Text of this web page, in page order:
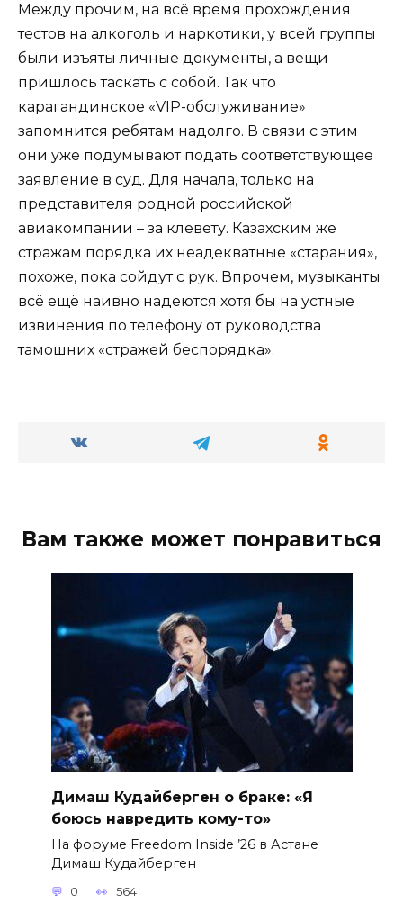
Между прочим, на всё время прохождения
тестов на алкоголь и наркотики, у всей группы
были изъяты личные документы, а вещи
пришлось таскать с собой. Так что
карагандинское «VIP-обслуживание»
запомнится ребятам надолго. В связи с этим
они уже подумывают подать соответствующее
заявление в суд. Для начала, только на
представителя родной российской
авиакомпании – за клевету. Казахским же
стражам порядка их неадекватные «старания»,
похоже, пока сойдут с рук. Впрочем, музыканты
всё ещё наивно надеются хотя бы на устные
извинения по телефону от руководства
тамошних «стражей беспорядка».
Вам также может понравиться
Димаш Кудайберген о браке: «Я
боюсь навредить кому-то»
На форуме Freedom Inside ’26 в Астане
Димаш Кудайберген
0 564